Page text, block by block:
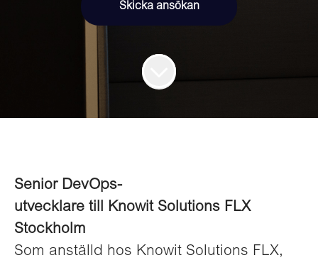
Skicka ansökan
Senior DevOps-
utvecklare till Knowit Solutions FLX
Stockholm
Som anställd hos Knowit Solutions FLX,